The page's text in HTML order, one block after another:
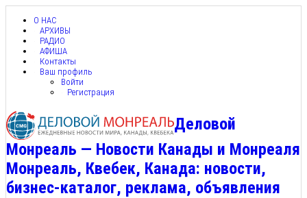
О НАС
АРХИВЫ
РАДИО
АФИША
Контакты
Ваш профиль
Войти
Регистрация
Деловой
Монреаль — Новости Канады и Монреаля
Монреаль, Квебек, Канада: новости,
бизнес-каталог, реклама, объявления